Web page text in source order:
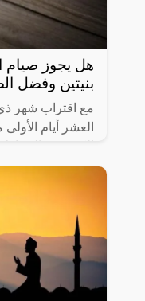
هل يجوز صيام
بنيتين وفضل
مع اقتراب شهر
العشر أيام
الأيام، ومن أبرز